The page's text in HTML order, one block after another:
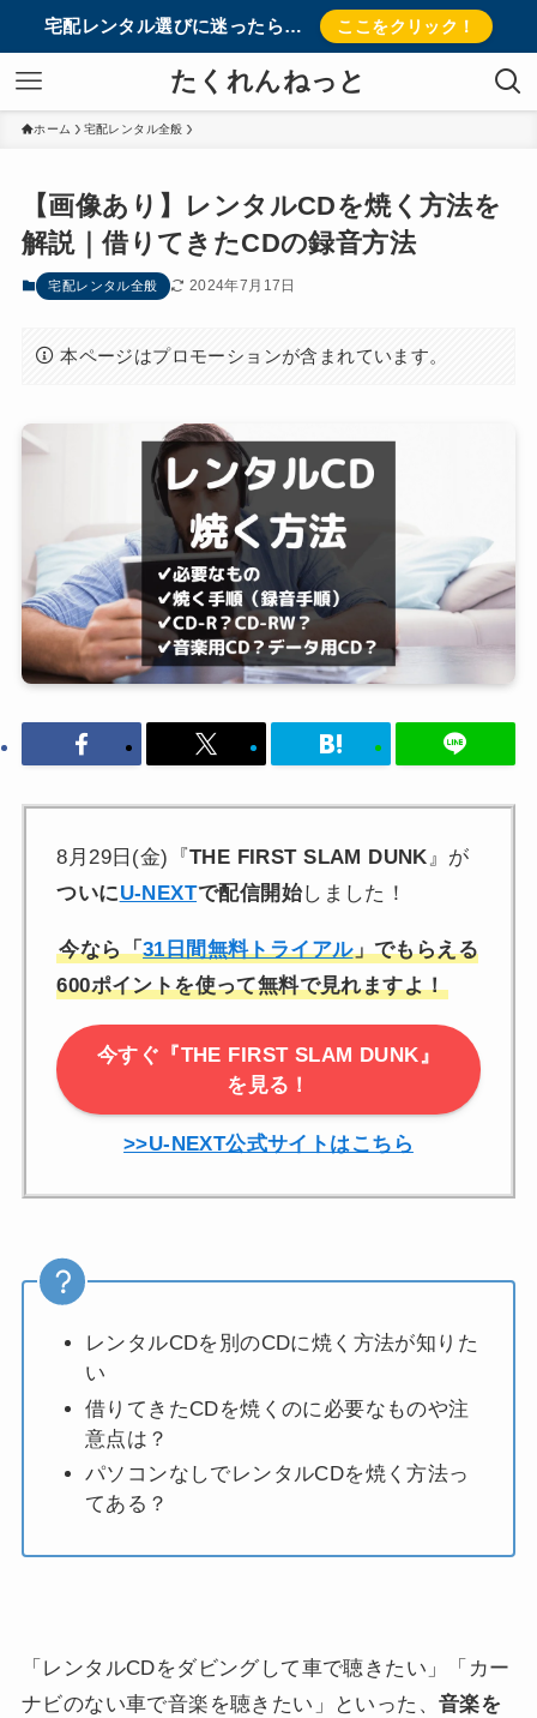
宅配レンタル選びに迷ったら… ここをクリック！
たくれんねっと
ホーム 宅配レンタル全般
【画像あり】レンタルCDを焼く方法を
解説｜借りてきたCDの録音方法
宅配レンタル全般 2024年7月17日
本ページはプロモーションが含まれています。
8月29日(金)『THE FIRST SLAM DUNK 』が
ついにU-NEXTで配信開始しました！
今なら「31日間無料トライアル」でもらえる
600ポイントを使って無料で見れますよ！
今すぐ『THE FIRST SLAM DUNK』
を見る！
>>U-NEXT公式サイトはこちら
レンタルCDを別のCDに焼く方法が知りた
い
借りてきたCDを焼くのに必要なものや注
意点は？
パソコンなしでレンタルCDを焼く方法っ
てある？
「レンタルCDをダビングして車で聴きたい」「カー
ナビのない車で音楽を聴きたい」といった、 音楽を